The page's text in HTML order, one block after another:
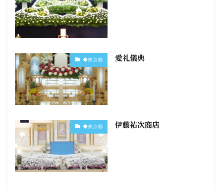
◆東京都 愛礼儀典
◆東京都 伊藤祐次商店